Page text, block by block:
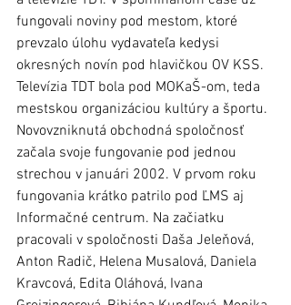
fungovali noviny pod mestom, ktoré
prevzalo úlohu vydavateľa kedysi
okresných novín pod hlavičkou OV KSS.
Televízia TDT bola pod MOKaŠ-om, teda
mestskou organizáciou kultúry a športu.
Novovzniknutá obchodná spoločnosť
začala svoje fungovanie pod jednou
strechou v januári 2002. V prvom roku
fungovania krátko patrilo pod ĽMS aj
Informačné centrum. Na začiatku
pracovali v spoločnosti Daša Jeleňová,
Anton Radič, Helena Musalová, Daniela
Kravcová, Edita Oláhová, Ivana